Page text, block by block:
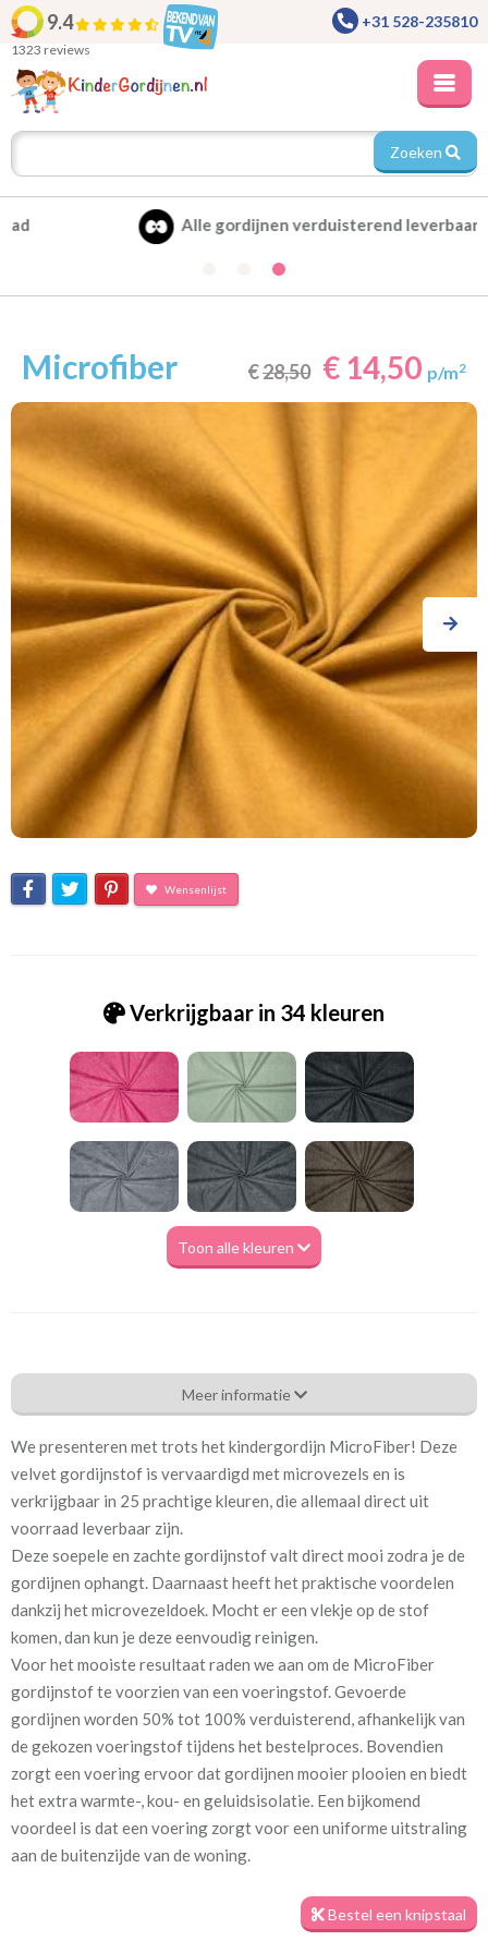
9.4
1323 reviews
+31 528-235810
Zoeken
Alle gordijnen verduisterend leverbaar
Microfiber €28,50 € 14,50 p/m2
Wensenlijst
Verkrijgbaar in 34 kleuren
Toon alle kleuren
Tk_Microfibre 0033 ochre
Eigenschappen gordijnstof
Tk_Microfibre 0033 ochre
Stofbreedte: 140 cm
Mate van verduistering:
Geen (voering optioneel
tijdens bestelproces)
Meestal eerder, maar houd
rekening met
circa 1-2 weken
Materiaal: 100% microfibre polyester
Bij de productie van de gordijnen houden we rekening met jouw
opgegeven maatvoering, zodat deze perfect passen in de
kinderkamer. Het is dus belangrijk om nauwkeurig te meten.
Meer informatie
We presenteren met trots het kindergordijn MicroFiber! Deze
velvet gordijnstof is vervaardigd met microvezels en is
verkrijgbaar in 25 prachtige kleuren, die allemaal direct uit
voorraad leverbaar zijn.
Deze soepele en zachte gordijnstof valt direct mooi zodra je de
gordijnen ophangt. Daarnaast heeft het praktische voordelen
dankzij het microvezeldoek. Mocht er een vlekje op de stof
komen, dan kun je deze eenvoudig reinigen.
Voor het mooiste resultaat raden we aan om de MicroFiber
gordijnstof te voorzien van een voeringstof. Gevoerde
gordijnen worden 50% tot 100% verduisterend, afhankelijk van
de gekozen voeringstof tijdens het bestelproces. Bovendien
zorgt een voering ervoor dat gordijnen mooier plooien en biedt
het extra warmte-, kou- en geluidsisolatie. Een bijkomend
voordeel is dat een voering zorgt voor een uniforme uitstraling
aan de buitenzijde van de woning.
Bestel een knipstaal